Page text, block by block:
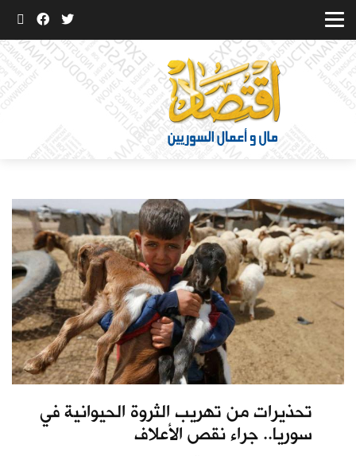
تحذيرات من تهريب الثروة الحيوانية في
سوريا.. جراء نقص الأعلاف